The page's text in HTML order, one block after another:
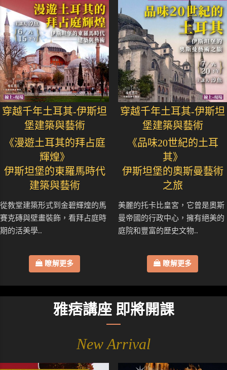
穿越千年土耳其-伊斯坦
堡建築與藝術
《漫遊土耳其的拜占庭
輝煌》
伊斯坦堡的東羅馬時代
建築與藝術
從教堂建築形式到金碧輝煌的馬
賽克磚與壁畫裝飾，看拜占庭時
期的活美學..
瞭解更多
穿越千年土耳其-伊斯坦
堡建築與藝術
《品味20世紀的土耳
其》
伊斯坦堡的奧斯曼藝術
之旅
美麗的托卡比皇宮，它曾是奧斯
曼帝國的行政中心，擁有絕美的
庭院和豐富的歷史文物..
瞭解更多
雅痞講座 即將開課
New Arrival